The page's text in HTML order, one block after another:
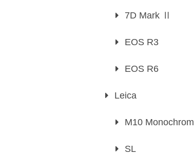
7D Mark Ⅱ
EOS R3
EOS R6
Leica
M10 Monochrom
SL